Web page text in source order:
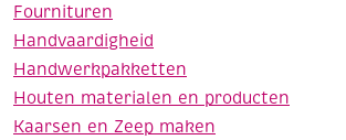
Fournituren
Handvaardigheid
Handwerkpakketten
Houten materialen en producten
Kaarsen en Zeep maken